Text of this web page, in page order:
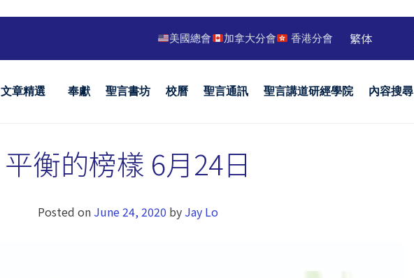
美國總會 加拿大分會 香港分會 繁体
文章精選 奉獻 聖言書坊 校曆 聖言通訊 聖言講道研經學院 內容搜尋
平衡的榜樣 6月24日
Posted on June 24, 2020 by Jay Lo